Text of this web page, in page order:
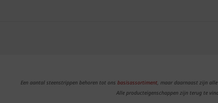
Een aantal steenstrippen behoren tot ons basisassortiment, maar daarnaast zijn
Alle producteigenschappen zijn terug te